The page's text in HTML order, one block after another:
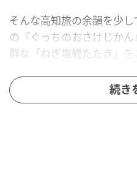
そんな高知旅の余韻を少
の『ぐっちのおさけじかん
群な「ねぎ塩鰹たたき」 を
実はこのレシピ、高知県
町長に振舞っていただい
続き